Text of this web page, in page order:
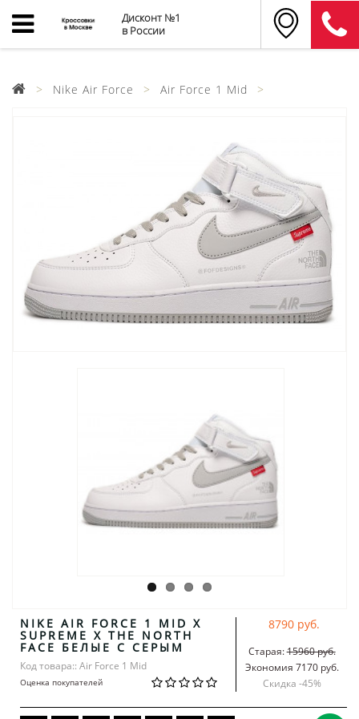
Дисконт №1
в России
Nike Air Force Air Force 1 Mid
NIKE AIR FORCE 1 MID X
SUPREME X THE NORTH
FACE БЕЛЫЕ С СЕРЫМ
Код товара:: Air Force 1 Mid
Оценка покупателей
8790 руб.
Старая:15960 руб.
Экономия 7170 руб.
Скидка -45%